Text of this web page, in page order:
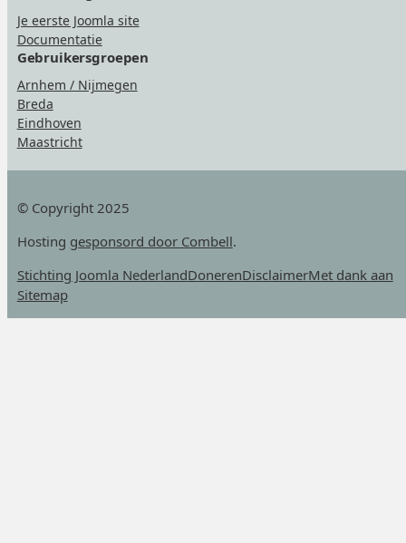
Je eerste Joomla site
Documentatie
Gebruikersgroepen
Arnhem / Nijmegen
Breda
Eindhoven
Maastricht
© Copyright 2025
Hosting gesponsord door Combell.
Stichting Joomla NederlandDonerenDisclaimerMet dank aan
Sitemap